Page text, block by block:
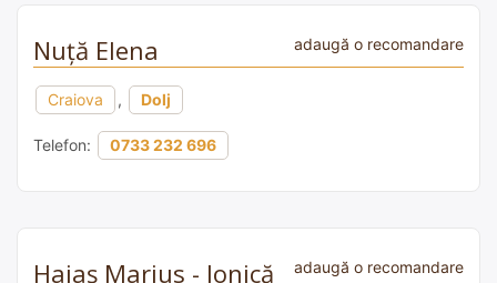
Nuță Elena adaugă o recomandare
Craiova , Dolj
Telefon: 0733 232 696
Haiaș Marius - Ionică adaugă o recomandare